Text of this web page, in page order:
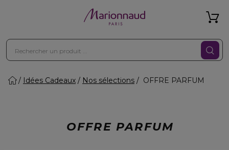
Idées Cadeaux Nos sélections OFFRE PARFUM
OFFRE PARFUM